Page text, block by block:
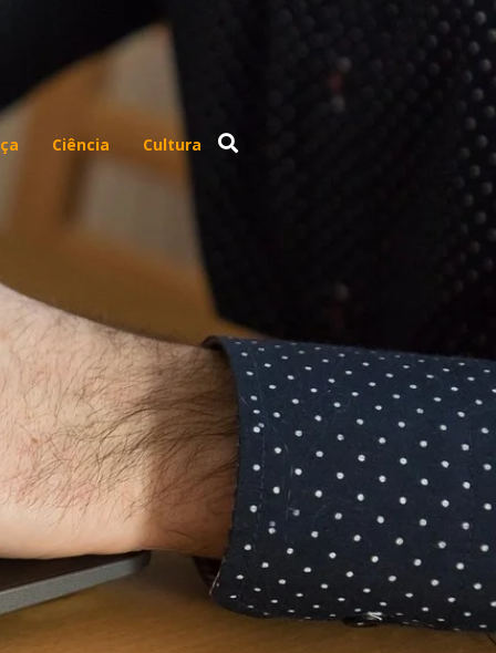
Ciência Cultura